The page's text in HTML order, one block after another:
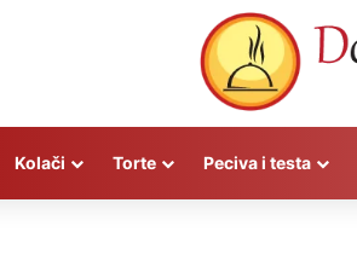
Kolači Torte Peciva i testa